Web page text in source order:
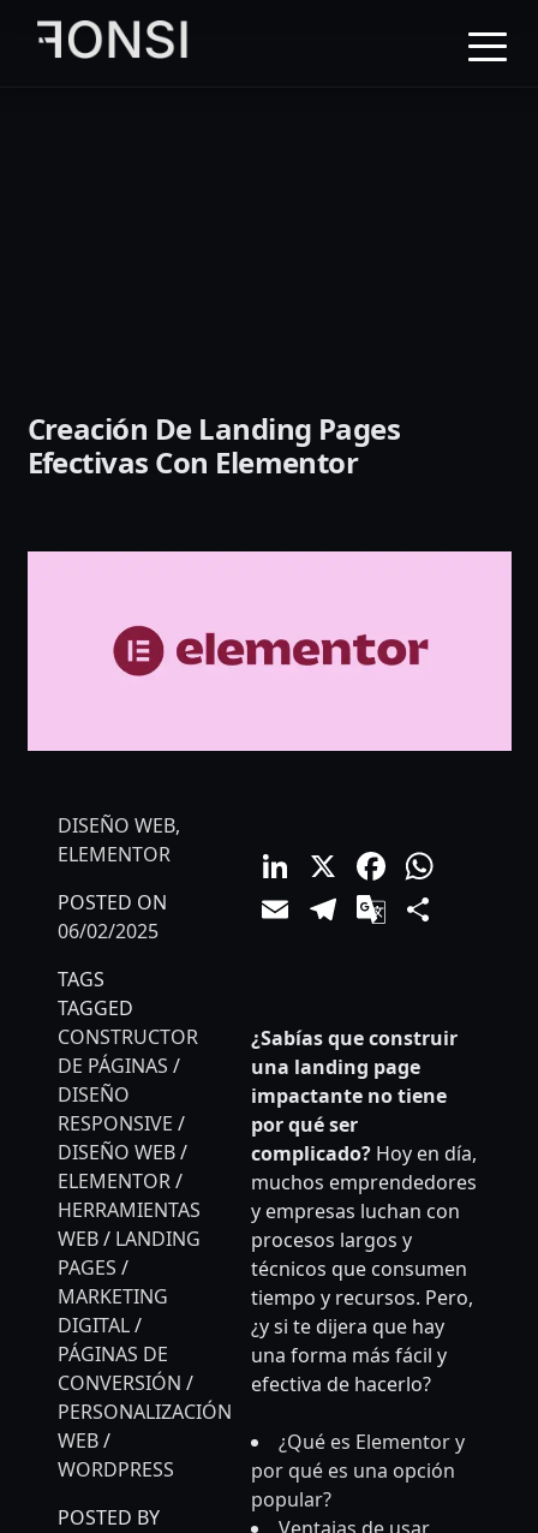
contenido
Creación De Landing Pages
Efectivas Con Elementor
DISEÑO WEB,
ELEMENTOR
POSTED ON
06/02/2025
TAGS
TAGGED
CONSTRUCTOR
DE PÁGINAS /
DISEÑO
RESPONSIVE /
DISEÑO WEB/
ELEMENTOR/
HERRAMIENTAS
WEB/ LANDING
PAGES /
MARKETING
DIGITAL/
PÁGINAS DE
CONVERSIÓN /
PERSONALIZACIÓN
WEB/
WORDPRESS
POSTED BY
LinkedIn
X
EmailTelegram
Google
¿Sabías que construir
una landing page
impactante no tiene
por qué ser
complicado?Hoy en día,
muchos emprendedores
y empresas luchan con
procesos largos y
técnicos que consumen
tiempo y recursos. Pero,
¿y si te dijera que hay
una forma más fácil y
efectiva de hacerlo?
¿Qué es Elementor y
por qué es una opción
popular?